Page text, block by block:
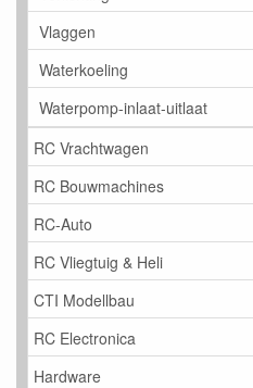
Vlaggen
Waterkoeling
Waterpomp-inlaat-uitlaat
RC Vrachtwagen
RC Bouwmachines
RC-Auto
RC Vliegtuig & Heli
CTI Modellbau
RC Electronica
Hardware